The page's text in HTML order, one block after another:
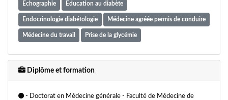
Echographie Education au diabète
Endocrinologie diabétologie Médecine agréée permis de conduire
Médecine du travail Prise de la glycémie
Diplôme et formation
- Doctorat en Médecine générale - Faculté de Médecine de